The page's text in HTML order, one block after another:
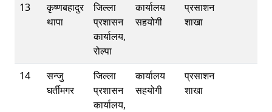
13
कृष्णबहादुर
थापा
जिल्ला
प्रशासन
कार्यालय,
रोल्पा
कार्यालय
सहयोगी
प्रसाशन
शाखा
14
सन्जु
घर्तीमगर
जिल्ला
प्रशासन
कार्यालय,
कार्यालय
सहयोगी
प्रसाशन
शाखा